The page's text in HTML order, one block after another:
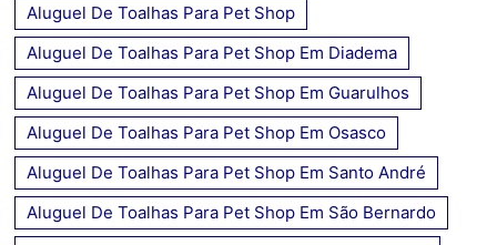
Aluguel De Toalhas Para Pet Shop
Aluguel De Toalhas Para Pet Shop Em Diadema
Aluguel De Toalhas Para Pet Shop Em Guarulhos
Aluguel De Toalhas Para Pet Shop Em Osasco
Aluguel De Toalhas Para Pet Shop Em Santo André
Aluguel De Toalhas Para Pet Shop Em São Bernardo